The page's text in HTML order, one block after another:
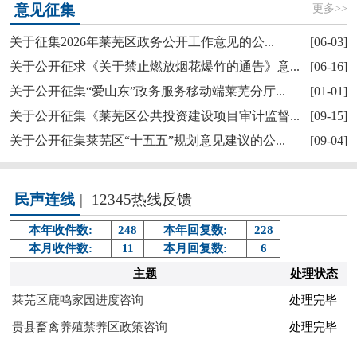
意见征集 更多>>
关于征集2026年莱芜区政务公开工作意见的公...
[06-03]
关于公开征求《关于禁止燃放烟花爆竹的通告》意...
[06-16]
关于公开征集“爱山东”政务服务移动端莱芜分厅...
[01-01]
关于公开征集《莱芜区公共投资建设项目审计监督...
[09-15]
关于公开征集莱芜区“十五五”规划意见建议的公...
[09-04]
民声连线 | 12345热线反馈